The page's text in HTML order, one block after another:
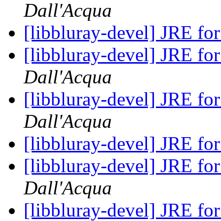
Dall'Acqua
[libbluray-devel] JRE
[libbluray-devel] JRE
Dall'Acqua
[libbluray-devel] JRE
Dall'Acqua
[libbluray-devel] JRE
[libbluray-devel] JRE
Dall'Acqua
[libbluray-devel] JRE